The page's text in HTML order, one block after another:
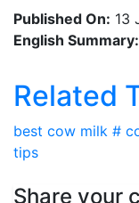
Published On: 13
English Summary:
Related
best cow milk #
tips
Share your